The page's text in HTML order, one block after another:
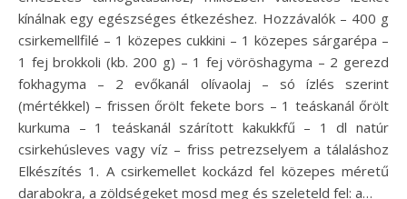
kínálnak egy egészséges étkezéshez. Hozzávalók – 400 g
csirkemellfilé – 1 közepes cukkini – 1 közepes sárgarépa –
1 fej brokkoli (kb. 200 g) – 1 fej vöröshagyma – 2 gerezd
fokhagyma – 2 evőkanál olívaolaj – só ízlés szerint
(mértékkel) – frissen őrölt fekete bors – 1 teáskanál őrölt
kurkuma – 1 teáskanál szárított kakukkfű – 1 dl natúr
csirkehúsleves vagy víz – friss petrezselyem a tálaláshoz
Elkészítés 1. A csirkemellet kockázd fel közepes méretű
darabokra, a zöldségeket mosd meg és szeleteld fel: a…